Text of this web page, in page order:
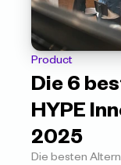
Product
Die 6
HYPE
2025
Die besten